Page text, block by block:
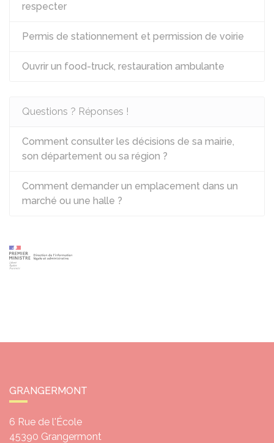
respecter
Permis de stationnement et permission de voirie
Ouvrir un food-truck, restauration ambulante
Questions ? Réponses !
Comment consulter les décisions de sa mairie,
son département ou sa région ?
Comment demander un emplacement dans un
marché ou une halle ?
GRANGERMONT
6 Rue de l'École
45390 Grangermont